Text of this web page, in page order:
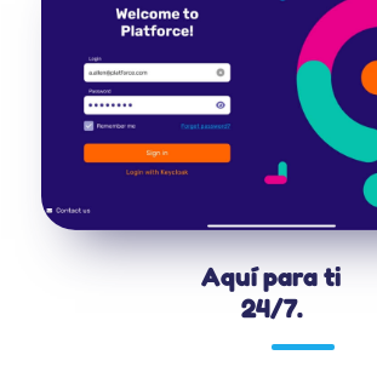
Aquí para ti
24/7.